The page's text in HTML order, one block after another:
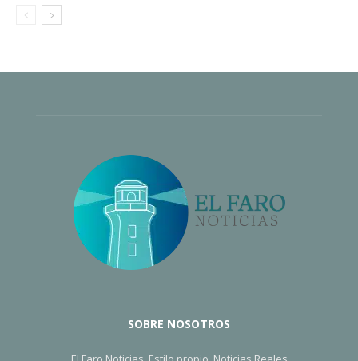
SOBRE NOSOTROS